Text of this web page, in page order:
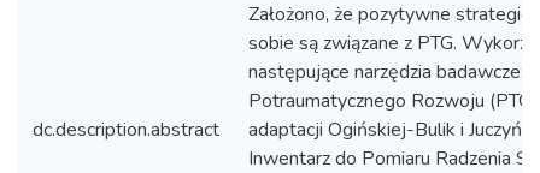
dc.description.abstract
Założono, że pozytywne strategie
sobie są związane z PTG.
następujące narzędzia badawcze:
Potraumatycznego Rozwoju
adaptacji Ogińskiej-Bulik i
Inwentarz do Pomiaru Radzenia